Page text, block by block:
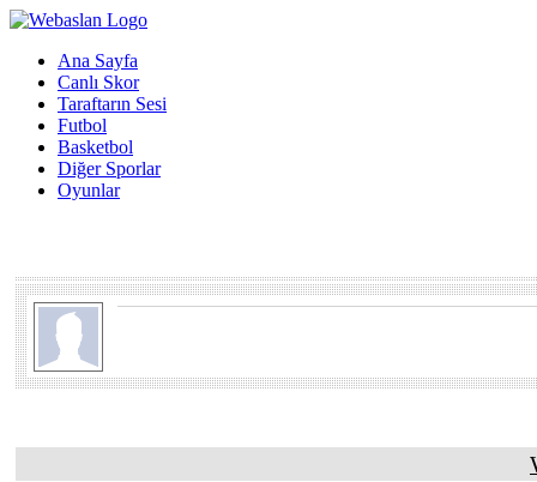
Ana Sayfa
Canlı Skor
Taraftarın Sesi
Futbol
Basketbol
Diğer Sporlar
Oyunlar